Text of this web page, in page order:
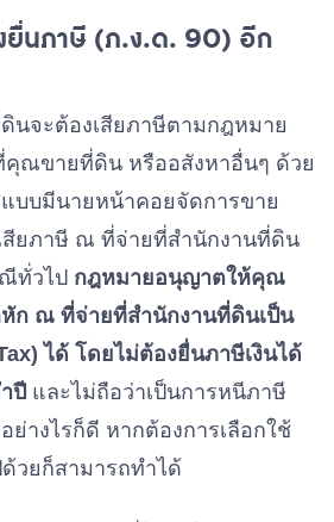
ยื่นภาษี (ภ.ง.ด. 90) อีก
นจะต้องเสียภาษีตามกฎหมาย
ณขายที่ดิน หรืออสังหาอื่นๆ ด้วย
บบมีนายหน้าคอยจัดการขาย
สียภาษี ณ ที่จ่ายที่สำนักงานที่ดิน
ทั่วไป กฎหมายอนุญาตให้คุณ
ก ณ ที่จ่ายที่สำนักงานที่ดินเป็น
ได้ โดยไม่ต้องยื่นภาษีเงินได้
ปี และไม่ถือว่าเป็นการหนีภาษี
างไรก็ดี หากต้องการเลือกใช้
วยก็สามารถทำได้